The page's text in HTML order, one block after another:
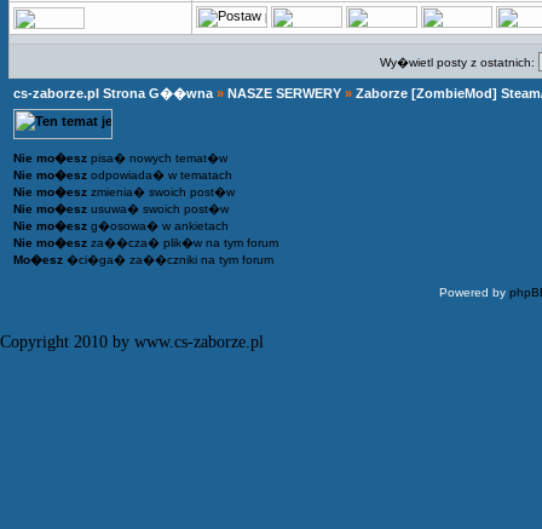
Wy�wietl posty z ostatnich:
cs-zaborze.pl Strona G��wna » NASZE SERWERY » Zaborze [ZombieMod]
Nie mo�esz pisa� nowych temat�w
Nie mo�esz odpowiada� w tematach
Nie mo�esz zmienia� swoich post�w
Nie mo�esz usuwa� swoich post�w
Nie mo�esz g�osowa� w ankietach
Nie mo�esz za��cza� plik�w na tym forum
Mo�esz �ci�ga� za��czniki na tym forum
Powered by
Copyright 2010 by www.cs-zaborze.pl